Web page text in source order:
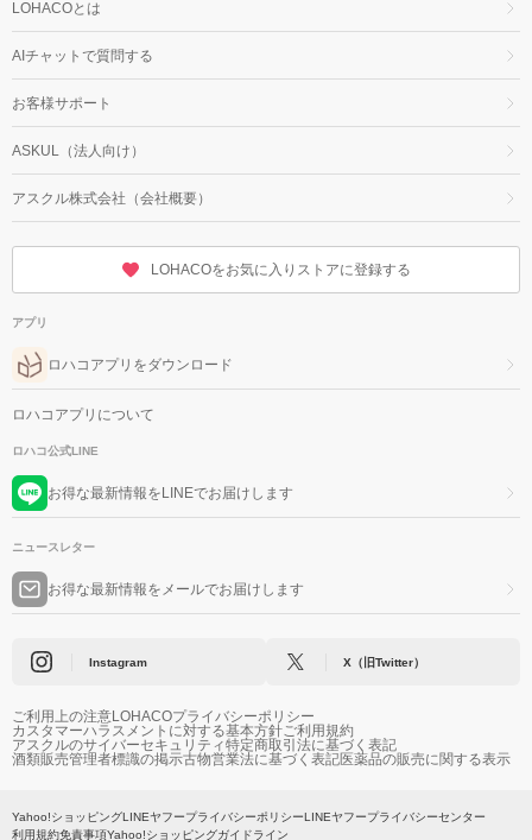
LOHACOとは
AIチャットで質問する
お客様サポート
ASKUL（法人向け）
アスクル株式会社（会社概要）
LOHACOをお気に入りストアに登録する
アプリ
ロハコアプリをダウンロード
ロハコアプリについて
ロハコ公式LINE
お得な最新情報をLINEでお届けします
ニュースレター
お得な最新情報をメールでお届けします
Instagram X（旧Twitter）
ご利用上の注意LOHACOプライバシーポリシー
カスタマーハラスメントに対する基本方針ご利用規約
アスクルのサイバーセキュリティ特定商取引法に基づく表記
酒類販売管理者標識の掲示古物営業法に基づく表記医薬品の販売に関する表示
Yahoo!ショッピングLINEヤフープライバシーポリシーLINEヤフープライバシーセンター
利用規約免責事項Yahoo!ショッピングガイドライン